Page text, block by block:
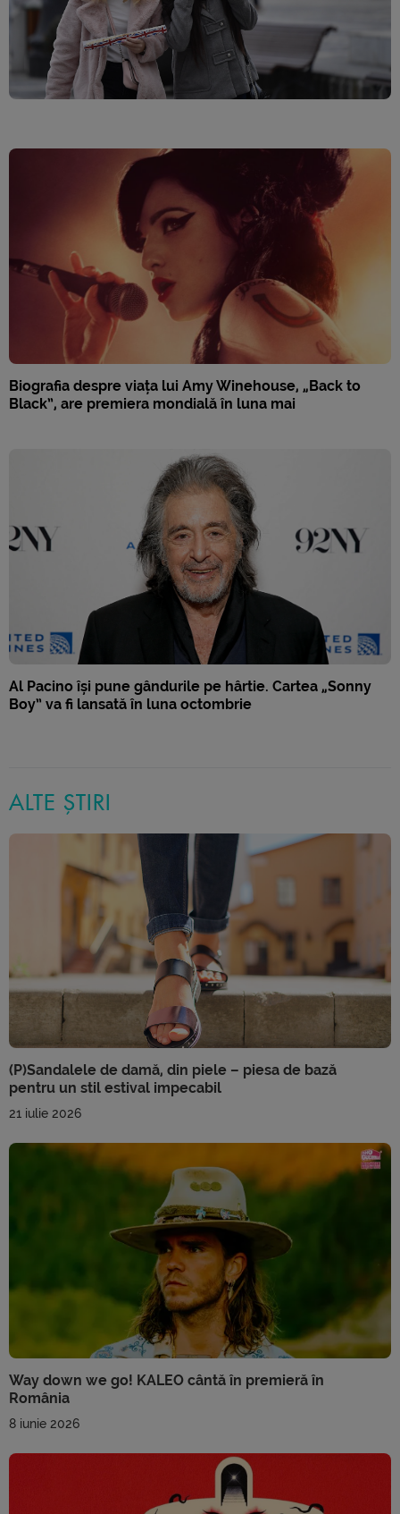
Biografia despre viața lui Amy Winehouse, „Back to
Black”, are premiera mondială în luna mai
Al Pacino își pune gândurile pe hârtie. Cartea „Sonny
Boy” va fi lansată în luna octombrie
ALTE ȘTIRI
(P)Sandalele de damă, din piele – piesa de bază
pentru un stil estival impecabil
21 iulie 2026
Way down we go! KALEO cântă în premieră în
România
8 iunie 2026